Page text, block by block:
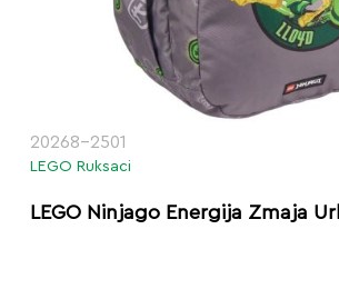
20268-2501
LEGO Ruksaci
LEGO Ninjago Energija Zmaja